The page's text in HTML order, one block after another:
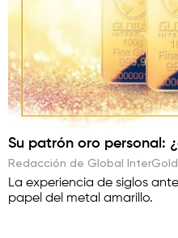
Su patrón oro personal:
Redacción de Global InterGold
La experiencia de siglos
papel del metal amarillo.